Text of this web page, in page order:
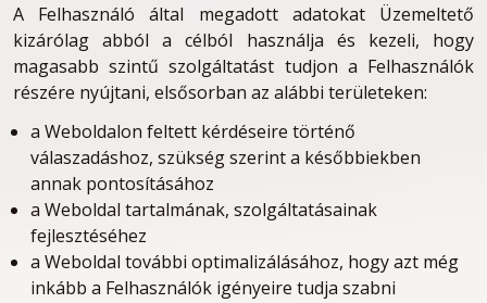
A Felhasználó által megadott adatokat Üzemeltető
kizárólag abból a célból használja és kezeli, hogy
magasabb szintű szolgáltatást tudjon a Felhasználók
részére nyújtani, elsősorban az alábbi területeken:
a Weboldalon feltett kérdéseire történő
válaszadáshoz, szükség szerint a későbbiekben
annak pontosításához
a Weboldal tartalmának, szolgáltatásainak
fejlesztéséhez
a Weboldal további optimalizálásához, hogy azt még
inkább a Felhasználók igényeire tudja szabni